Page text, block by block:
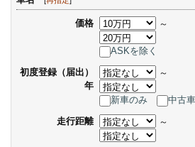
価格 ～
ASKを除く
初度登録（届出）
年
～
新車のみ
中古
走行距離
～